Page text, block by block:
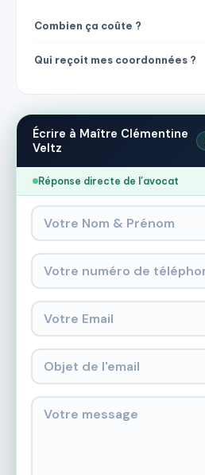
Combien ça coûte ?
Qui reçoit mes coordonnées ?
Écrire à Maître Clémentine
Veltz
Réponse directe de l'avocat